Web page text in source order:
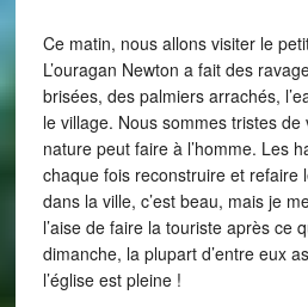
Ce matin, nous allons visiter le
L’ouragan Newton a fait des
brisées, des palmiers arrachés,
le village. Nous sommes tristes
nature peut faire à l’homme. Les
chaque fois reconstruire et refaire
dans la ville, c’est beau, mais je
l’aise de faire la touriste après ce
dimanche, la plupart d’entre eux
l’église est pleine !